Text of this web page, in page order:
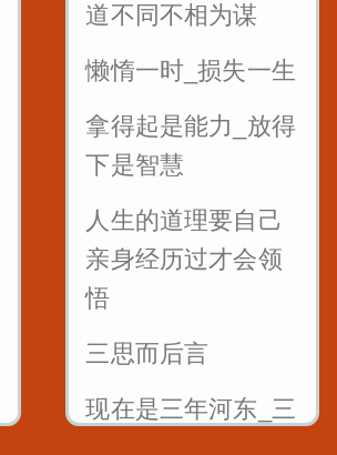
如何打造清晰圆润
的口齿声音6--舌尖
前后音zcszhchshr
4_舌面音jqx_漆匠
和锡匠
5_舌根音gkh_哥挎
瓜筐
6_舌尖前后音
zcszhchshr_子词丝
道不同不相为谋
懒惰一时_损失一生
拿得起是能力_放得
下是智慧
人生的道理要自己
亲身经历过才会领
悟
三思而后言
现在是三年河东_三